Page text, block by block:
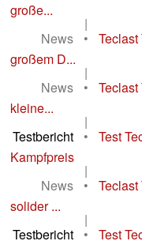
große...
|
News
•
großem D...
|
News
•
Teclast
kleine...
|
Testbericht
•
Test
Kampfpreis
|
News
•
solider ...
|
Testbericht
•
Test